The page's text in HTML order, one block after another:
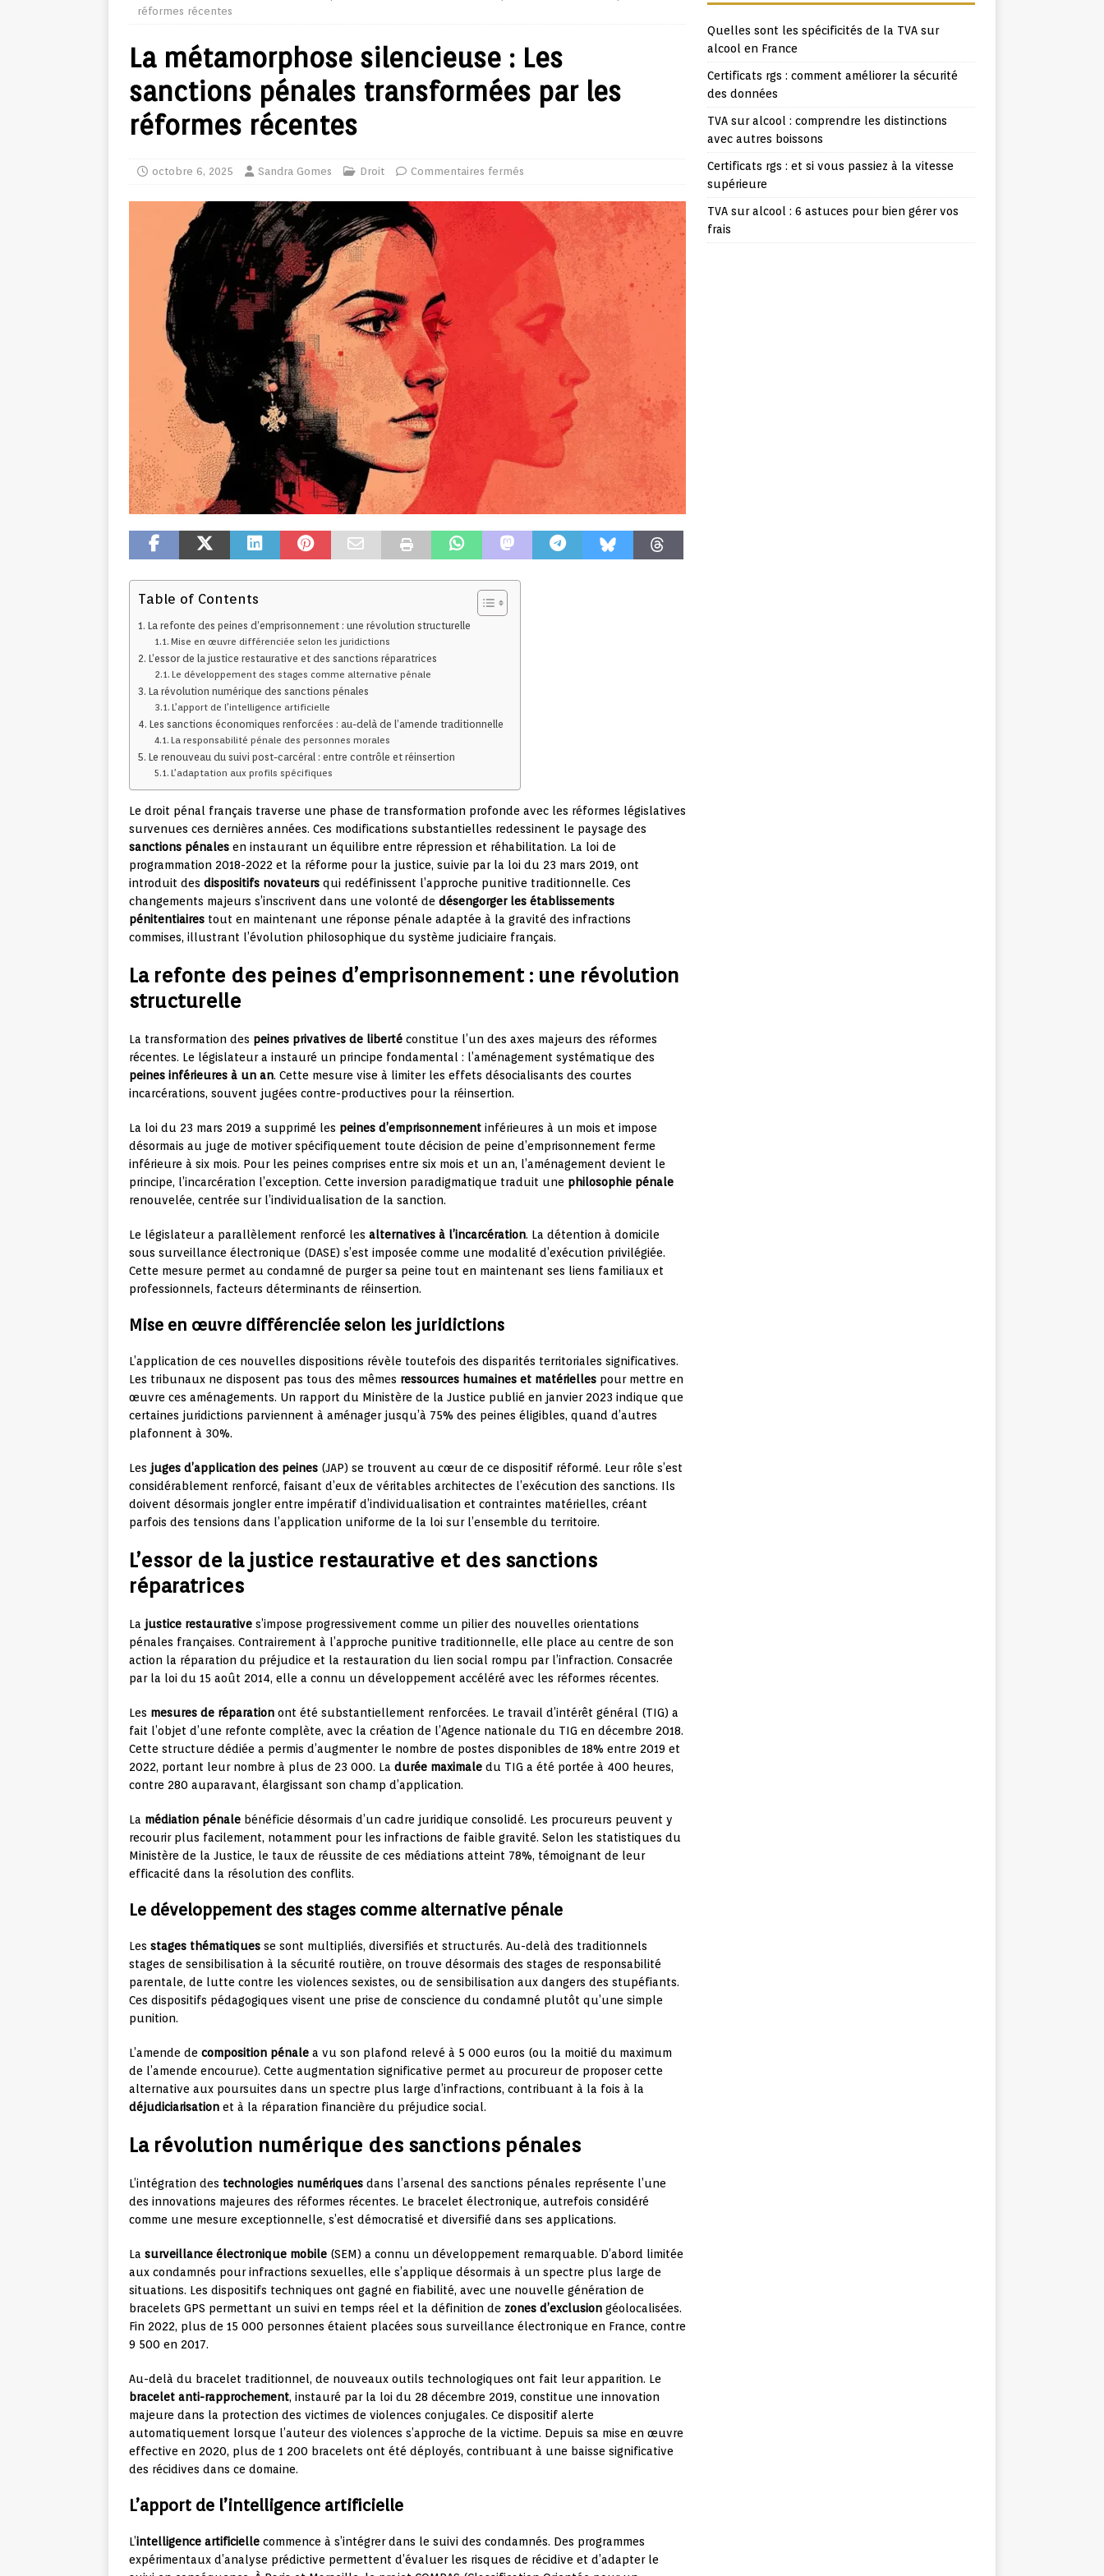
réformes récentes
La métamorphose silencieuse : Les
sanctions pénales transformées par les
réformes récentes
octobre 6, 2025 Sandra Gomes Droit Commentaires fermés
Table of Contents
La refonte des peines d’emprisonnement : une révolution structurelle
Mise en œuvre différenciée selon les juridictions
L’essor de la justice restaurative et des sanctions réparatrices
Le développement des stages comme alternative pénale
La révolution numérique des sanctions pénales
L’apport de l’intelligence artificielle
Les sanctions économiques renforcées : au-delà de l’amende traditionnelle
La responsabilité pénale des personnes morales
Le renouveau du suivi post-carcéral : entre contrôle et réinsertion
L’adaptation aux profils spécifiques
Le droit pénal français traverse une phase de transformation profonde avec les réformes législatives
survenues ces dernières années. Ces modifications substantielles redessinent le paysage des
sanctions pénales en instaurant un équilibre entre répression et réhabilitation. La loi de
programmation 2018-2022 et la réforme pour la justice, suivie par la loi du 23 mars 2019, ont
introduit des dispositifs novateurs qui redéfinissent l’approche punitive traditionnelle. Ces
changements majeurs s’inscrivent dans une volonté de désengorger les établissements
pénitentiaires tout en maintenant une réponse pénale adaptée à la gravité des infractions
commises, illustrant l’évolution philosophique du système judiciaire français.
La refonte des peines d’emprisonnement : une révolution
structurelle
La transformation des peines privatives de liberté constitue l’un des axes majeurs des réformes
récentes. Le législateur a instauré un principe fondamental : l’aménagement systématique des
peines inférieures à un an. Cette mesure vise à limiter les effets désocialisants des courtes
incarcérations, souvent jugées contre-productives pour la réinsertion.
La loi du 23 mars 2019 a supprimé les peines d’emprisonnement inférieures à un mois et impose
désormais au juge de motiver spécifiquement toute décision de peine d’emprisonnement ferme
inférieure à six mois. Pour les peines comprises entre six mois et un an, l’aménagement devient le
principe, l’incarcération l’exception. Cette inversion paradigmatique traduit une philosophie pénale
renouvelée, centrée sur l’individualisation de la sanction.
Le législateur a parallèlement renforcé les alternatives à l’incarcération. La détention à domicile
sous surveillance électronique (DASE) s’est imposée comme une modalité d’exécution privilégiée.
Cette mesure permet au condamné de purger sa peine tout en maintenant ses liens familiaux et
professionnels, facteurs déterminants de réinsertion.
Mise en œuvre différenciée selon les juridictions
L’application de ces nouvelles dispositions révèle toutefois des disparités territoriales significatives.
Les tribunaux ne disposent pas tous des mêmes ressources humaines et matérielles pour mettre en
œuvre ces aménagements. Un rapport du Ministère de la Justice publié en janvier 2023 indique que
certaines juridictions parviennent à aménager jusqu’à 75% des peines éligibles, quand d’autres
plafonnent à 30%.
Les juges d’application des peines (JAP) se trouvent au cœur de ce dispositif réformé. Leur rôle s’est
considérablement renforcé, faisant d’eux de véritables architectes de l’exécution des sanctions. Ils
doivent désormais jongler entre impératif d’individualisation et contraintes matérielles, créant
parfois des tensions dans l’application uniforme de la loi sur l’ensemble du territoire.
L’essor de la justice restaurative et des sanctions
réparatrices
La justice restaurative s’impose progressivement comme un pilier des nouvelles orientations
pénales françaises. Contrairement à l’approche punitive traditionnelle, elle place au centre de son
action la réparation du préjudice et la restauration du lien social rompu par l’infraction. Consacrée
par la loi du 15 août 2014, elle a connu un développement accéléré avec les réformes récentes.
Les mesures de réparation ont été substantiellement renforcées. Le travail d’intérêt général (TIG) a
fait l’objet d’une refonte complète, avec la création de l’Agence nationale du TIG en décembre 2018.
Cette structure dédiée a permis d’augmenter le nombre de postes disponibles de 18% entre 2019 et
2022, portant leur nombre à plus de 23 000. La durée maximale du TIG a été portée à 400 heures,
contre 280 auparavant, élargissant son champ d’application.
La médiation pénale bénéficie désormais d’un cadre juridique consolidé. Les procureurs peuvent y
recourir plus facilement, notamment pour les infractions de faible gravité. Selon les statistiques du
Ministère de la Justice, le taux de réussite de ces médiations atteint 78%, témoignant de leur
efficacité dans la résolution des conflits.
Le développement des stages comme alternative pénale
Les stages thématiques se sont multipliés, diversifiés et structurés. Au-delà des traditionnels
stages de sensibilisation à la sécurité routière, on trouve désormais des stages de responsabilité
parentale, de lutte contre les violences sexistes, ou de sensibilisation aux dangers des stupéfiants.
Ces dispositifs pédagogiques visent une prise de conscience du condamné plutôt qu’une simple
punition.
L’amende de composition pénale a vu son plafond relevé à 5 000 euros (ou la moitié du maximum
de l’amende encourue). Cette augmentation significative permet au procureur de proposer cette
alternative aux poursuites dans un spectre plus large d’infractions, contribuant à la fois à la
déjudiciarisation et à la réparation financière du préjudice social.
La révolution numérique des sanctions pénales
L’intégration des technologies numériques dans l’arsenal des sanctions pénales représente l’une
des innovations majeures des réformes récentes. Le bracelet électronique, autrefois considéré
comme une mesure exceptionnelle, s’est démocratisé et diversifié dans ses applications.
La surveillance électronique mobile (SEM) a connu un développement remarquable. D’abord limitée
aux condamnés pour infractions sexuelles, elle s’applique désormais à un spectre plus large de
situations. Les dispositifs techniques ont gagné en fiabilité, avec une nouvelle génération de
bracelets GPS permettant un suivi en temps réel et la définition de zones d’exclusion géolocalisées.
Fin 2022, plus de 15 000 personnes étaient placées sous surveillance électronique en France, contre
9 500 en 2017.
Au-delà du bracelet traditionnel, de nouveaux outils technologiques ont fait leur apparition. Le
bracelet anti-rapprochement, instauré par la loi du 28 décembre 2019, constitue une innovation
majeure dans la protection des victimes de violences conjugales. Ce dispositif alerte
automatiquement lorsque l’auteur des violences s’approche de la victime. Depuis sa mise en œuvre
effective en 2020, plus de 1 200 bracelets ont été déployés, contribuant à une baisse significative
des récidives dans ce domaine.
L’apport de l’intelligence artificielle
L’intelligence artificielle commence à s’intégrer dans le suivi des condamnés. Des programmes
expérimentaux d’analyse prédictive permettent d’évaluer les risques de récidive et d’adapter le
Quelles sont les spécificités de la TVA sur
alcool en France
Certificats rgs : comment améliorer la sécurité
des données
TVA sur alcool : comprendre les distinctions
avec autres boissons
Certificats rgs : et si vous passiez à la vitesse
supérieure
TVA sur alcool : 6 astuces pour bien gérer vos
frais